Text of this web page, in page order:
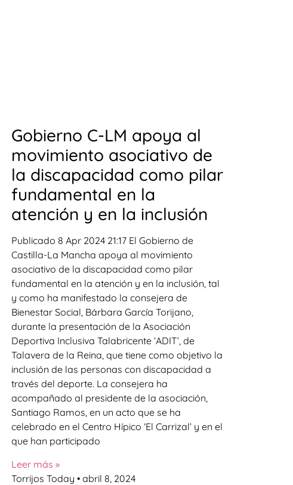
Gobierno C-LM apoya al
movimiento asociativo de
la discapacidad como pilar
fundamental en la
atención y en la inclusión
Publicado 8 Apr 2024 21:17 El Gobierno de
Castilla-La Mancha apoya al movimiento
asociativo de la discapacidad como pilar
fundamental en la atención y en la inclusión, tal
y como ha manifestado la consejera de
Bienestar Social, Bárbara García Torijano,
durante la presentación de la Asociación
Deportiva Inclusiva Talabricente ‘ADIT’, de
Talavera de la Reina, que tiene como objetivo la
inclusión de las personas con discapacidad a
través del deporte. La consejera ha
acompañado al presidente de la asociación,
Santiago Ramos, en un acto que se ha
celebrado en el Centro Hípico ‘El Carrizal’ y en el
que han participado
Leer más »
Torrijos Today abril 8, 2024